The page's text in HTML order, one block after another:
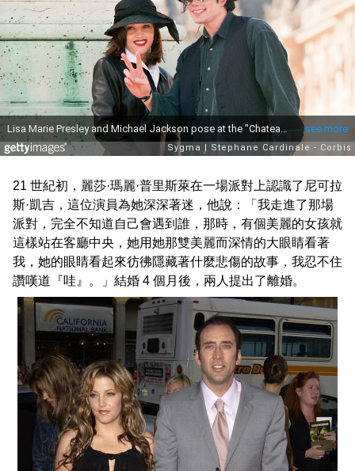
21 世紀初，麗莎·瑪麗·普里斯萊在一場派對上認識了尼可拉
斯·凱吉，這位演員為她深深著迷，他說：「我走進了那場
派對，完全不知道自己會遇到誰，那時，有個美麗的女孩就
這樣站在客廳中央，她用她那雙美麗而深情的大眼睛看著
我，她的眼睛看起來彷彿隱藏著什麼悲傷的故事，我忍不住
讚嘆道『哇』。」結婚 4 個月後，兩人提出了離婚。